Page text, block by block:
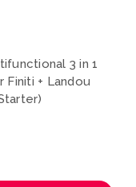
3 in 1
Finiti + Landou